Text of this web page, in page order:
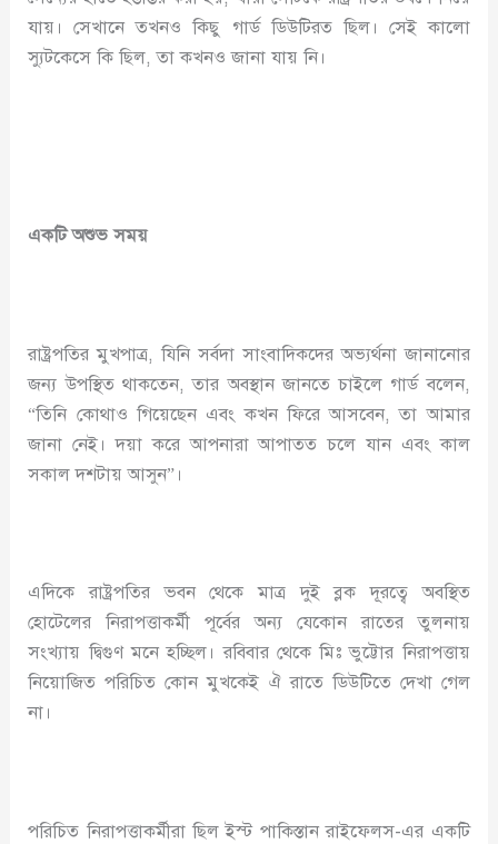
যায়। সেখানে তখনও কিছু গার্ড ডিউটিরত ছিল। সেই কালো
স্যুটকেসে কি ছিল, তা কখনও জানা যায় নি।
একটি অশুভ সময়
রাষ্ট্রপতির মুখপাত্র, যিনি সর্বদা সাংবাদিকদের অভ্যর্থনা জানানোর
জন্য উপস্থিত থাকতেন, তার অবস্থান জানতে চাইলে গার্ড বলেন,
“তিনি কোথাও গিয়েছেন এবং কখন ফিরে আসবেন, তা আমার
জানা নেই। দয়া করে আপনারা আপাতত চলে যান এবং কাল
সকাল দশটায় আসুন”।
এদিকে রাষ্ট্রপতির ভবন থেকে মাত্র দুই ব্লক দূরত্বে অবস্থিত
হোটেলের নিরাপত্তাকর্মী পূর্বের অন্য যেকোন রাতের তুলনায়
সংখ্যায় দ্বিগুণ মনে হচ্ছিল। রবিবার থেকে মিঃ ভুট্টোর নিরাপত্তায়
নিয়োজিত পরিচিত কোন মুখকেই ঐ রাতে ডিউটিতে দেখা গেল
না।
পরিচিত নিরাপত্তাকর্মীরা ছিল ইস্ট পাকিস্তান রাইফেলস-এর একটি